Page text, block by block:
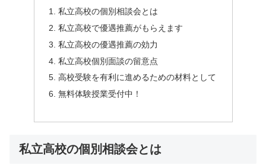
私立高校の個別相談会とは
私立高校で優遇推薦がもらえます
私立高校の優遇推薦の効力
私立高校個別面談の留意点
高校受験を有利に進めるための材料として
無料体験授業受付中！
私立高校の個別相談会とは